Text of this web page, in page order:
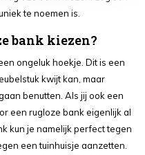
te noemen is.
bank kiezen?
ongeluk hoekje. Dit is een
kwijt kan, maar
benutten. Als jij ook een
een rugloze bank eigenlijk al
kun je namelijk perfect tegen
een tuinhuisje aanzetten.